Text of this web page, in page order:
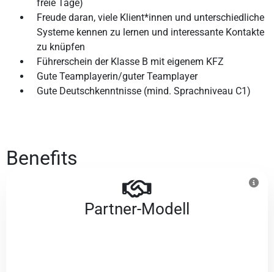
freie Tage)
Freude daran, viele Klient*innen und unterschiedliche
Systeme kennen zu lernen und interessante Kontakte
zu knüpfen
Führerschein der Klasse B mit eigenem KFZ
Gute Teamplayerin/guter Teamplayer
Gute Deutschkenntnisse (mind. Sprachniveau C1)
Benefits
Partner-Modell